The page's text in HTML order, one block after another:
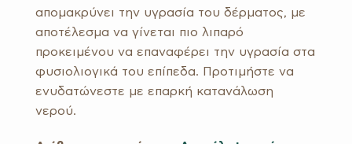
απομακρύνει την υγρασία του δέρματος, με
αποτέλεσμα να γίνεται πιο λιπαρό
προκειμένου να επαναφέρει την υγρασία στα
φυσιολιογικά του επίπεδα. Προτιμήστε να
ενυδατώνεστε με επαρκή κατανάλωση
νερού.